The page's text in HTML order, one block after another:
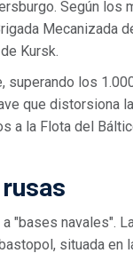
Según los
Mecanizada
Kursk.
superando los
que distorsiona
a la Flota del
"bases navales".
, situada en